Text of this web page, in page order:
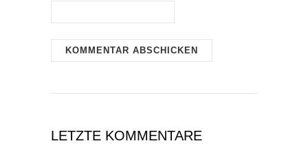
LETZTE KOMMENTARE